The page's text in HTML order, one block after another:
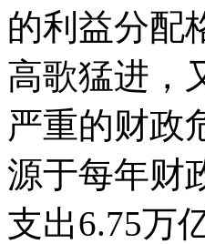
的利益分配
高歌猛进，
严重的财政
源于每年财
支出6.75万